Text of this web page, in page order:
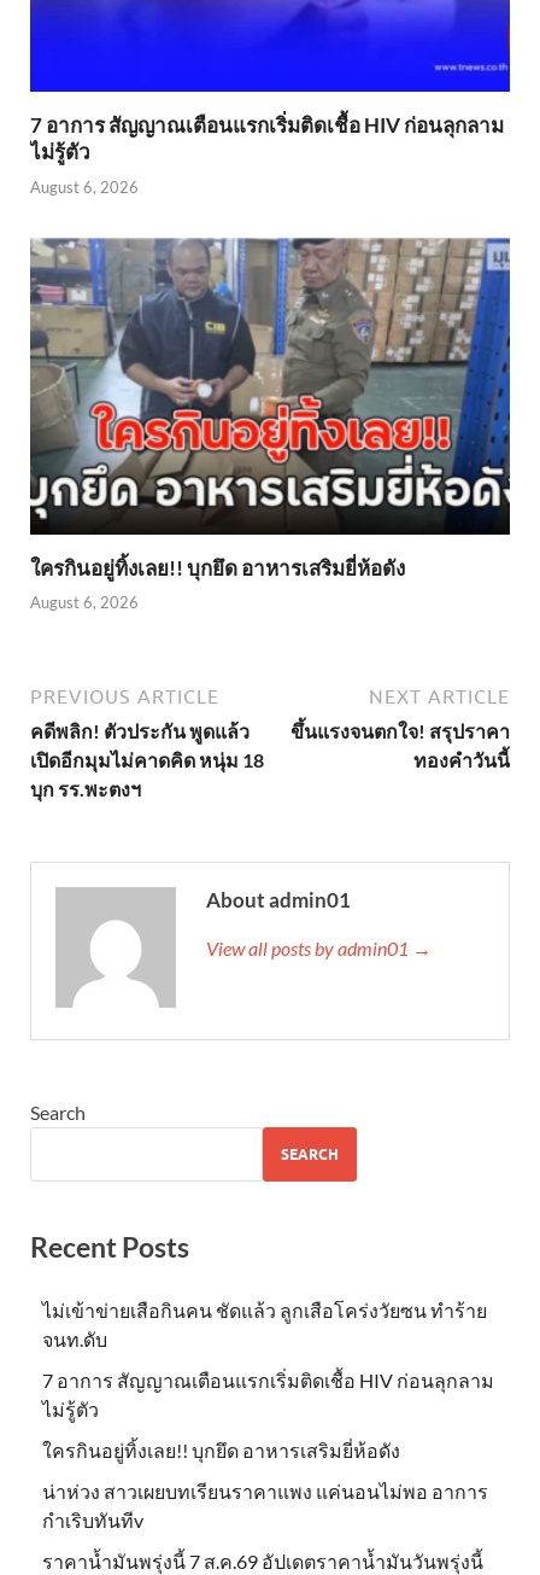
7 อาการ สัญญาณเตือนแรกเริ่มติดเชื้อ HIV ก่อนลุกลาม
ไม่รู้ตัว
August 6, 2026
ใครกินอยู่ทิ้งเลย!! บุกยึด อาหารเสริมยี่ห้อดัง
August 6, 2026
PREVIOUS ARTICLE
คดีพลิก! ตัวประกัน พูดแล้ว
เปิดอีกมุมไม่คาดคิด หนุ่ม 18
บุก รร.พะตงฯ
NEXT ARTICLE
ขึ้นแรงจนตกใจ! สรุปราคา
ทองคำวันนี้
About admin01
View all posts by admin01 →
Search
SEARCH
Recent Posts
ไม่เข้าข่าย​เสือกินคน ชัดแล้ว ลูกเสือโคร่งวัยซน ทำร้าย
จนท.ดับ
7 อาการ สัญญาณเตือนแรกเริ่มติดเชื้อ HIV ก่อนลุกลาม
ไม่รู้ตัว
ใครกินอยู่ทิ้งเลย!! บุกยึด อาหารเสริมยี่ห้อดัง
น่าห่วง สาวเผยบทเรียนราคาแพง แค่นอนไม่พอ อาการ
กำเริบทันทีv
ราคาน้ำมันพรุ่งนี้ 7 ส.ค.69 อัปเดตราคาน้ำมันวันพรุ่งนี้